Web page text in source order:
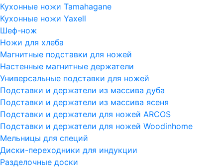
Кухонные ножи Tamahagane
Кухонные ножи Yaxell
Шеф-нож
Ножи для хлеба
Магнитные подставки для ножей
Настенные магнитные держатели
Универсальные подставки для ножей
Подставки и держатели из массива дуба
Подставки и держатели из массива ясеня
Подставки и держатели для ножей ARCOS
Подставки и держатели для ножей Woodinhome
Мельницы для специй
Диски-переходники для индукции
Разделочные доски